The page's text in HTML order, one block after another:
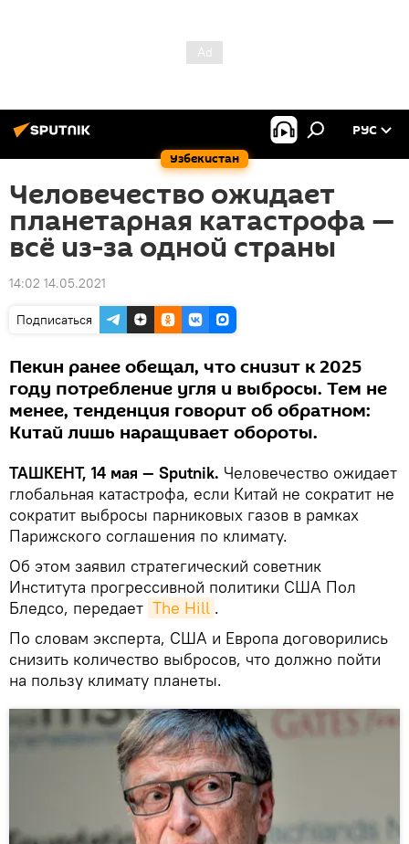
Узбекистан
РУС
Человечество ожидает
планетарная катастрофа —
всё из-за одной страны
14:02 14.05.2021
Подписаться
Пекин ранее обещал, что снизит к 2025
году потребление угля и выбросы. Тем не
менее, тенденция говорит об обратном:
Китай лишь наращивает обороты.
ТАШКЕНТ, 14 мая — Sputnik. Человечество ожидает
глобальная катастрофа, если Китай не сократит не
сократит выбросы парниковых газов в рамках
Парижского соглашения по климату.
Об этом заявил стратегический советник
Института прогрессивной политики США Пол
Бледсо, передает The Hill .
По словам эксперта, США и Европа договорились
снизить количество выбросов, что должно пойти
на пользу климату планеты.